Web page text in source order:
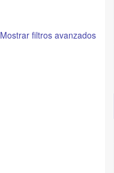
Mostrar filtros avanzados